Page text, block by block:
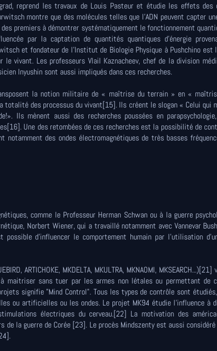
reprend les travaux de Louis Pasteur et étudie les effets des
montre que des molécules telles que l'ADN peuvent capter
premiers à démontrer systématiquement le fonctionnement
par la captation de quantités quantiques d'énergie
et fondateur de l'Institut de Biologie Physique à Pushchino est
vivant. Les professeurs Vlail Kaznacheev, chef de la division
Inyushin sont aussi impliqués dans ces recherches.
la notion militaire de « maîtrise du terrain » en «
totalité des processus du vivant[15]. Ils créent le slogan « Celui qui
Ils mènent aussi des recherches poussées en
Une des retombées de ces recherches est la possibilité de
des ondes électromagnétiques de très basses
comme le Professeur Herman Schwan ou à la guerre
Norbert Wiener, qui a travaillé notamment avec Vannevar
d'influencer le comportement humain par l'utilisation
ARTICHOKE, MKDELTA, MKULTRA, MKNAOMI,
maitriser sans tuer par les armes non létales ou permettant de
signifie "Mind Control". Tous les types de contrôle sont
ou artificielles ou les ondes. Le projet MK94 étudie l'influence à
électriques du cerveau.[22] La motivation des
de la guerre de Corée [23]. Le procès Mindszenty est aussi